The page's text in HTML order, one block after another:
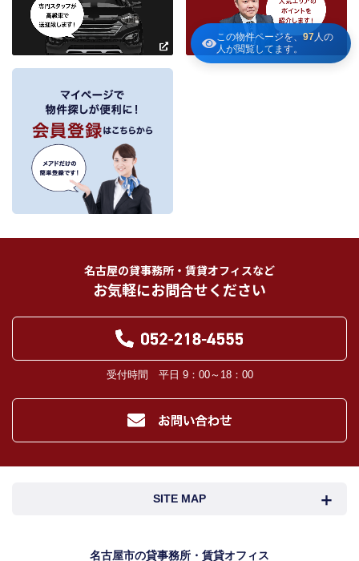
この物件ページを、97人の
人が閲覧してます。
当社は、当社の他の不動産物件におけるサービスの紹介並びにお客様にとって
有用と思われる当社提携先の商品・サービス等を紹介するためのダイレクトメ
ールの発送等のために、お宮様の個人情報のうち住所、氏名、電話番号、メー
ルアドレスの情報を利用させていただきます。このための利用は、お客様から
の申し出により取り止めます。
３．個人情報の第三者への提供
当社が保有する個人情報は、お客様との契約の履行、賃貸取引にあっては契約管
理、売買取引にあっては契約後の管理・アフターサービスの実施のため、業務の
内容に応じて、氏名、住所、電話番号、生年月日、不動産物件情報、成約情報
を、書面、郵便物、電話、インターネット、電子メール、広告媒体等で次の 1.～
11.記載の第三者に提供されます。なお、お客様からの申出がありましたら、提供
は停止いたします。
お客様から委託を受けた事項についての契約の相手方となる者、その見込者。
他の宅地建物取引業者。
取引業者に義務付けられます。）
登記に関する司法書士、土地家屋調査士。
対象不動産について管理の必要がある場合における管理業者。
当社の管理が生じる場合は、管理委託契約の重要事項説明書に定める業務委託
先及び管理費引き落としの際の振込先金融機関、管理組合役員。
入居者様が賃料を滞納した場合の滞納取立者。
当社のデータベース等に対する必要な安全管理措置を実施いたします。
当社が保有する個人データの扱いの全部又は一部について外部委託をするとき
お客様の個人情報を共同利用する際には、個人情報保護法に定める別途必要な
フリーワード検索
名古屋の貸事務所・賃貸オフィスなど
お気軽にお問合せください
受付時間 平日 9：00～18：00
SITE MAP
名古屋市近郊検索
名古屋市の貸事務所・賃貸オフィス